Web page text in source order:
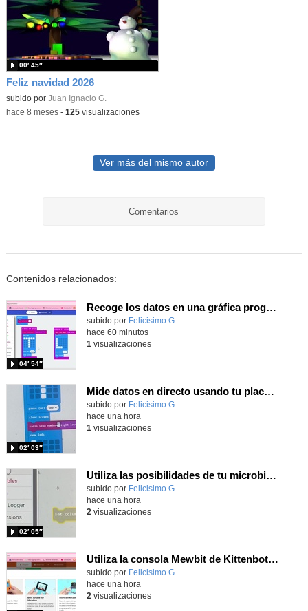
Feliz navidad 2026
subido por Juan Ignacio G.
00′ 45″
-hace 8 meses- 125visualizaciones
Ver más del mismo autor
Comentarios
Contenidos relacionados:
Recoge los datos en una gráfica programando tu placa microbit con MakeCode y conoce la Tª y nivel de luz en este eclipse
Contenido educativo.
subido por Felicisimo G.
04′ 54″
hace 60 minutos
1 visualizaciones
Mide datos en directo usando tu placa microbit y programando con MakeCode dos placas conectadas por radio
Contenido educativo.
subido por Felicisimo G.
02′ 03″
hace una hora
1 visualizaciones
Utiliza las posibilidades de tu microbit programando com MakeCode para medir temperatura y nivel de luz con Datalogger
Contenido educativo.
subido por Felicisimo G.
02′ 05″
hace una hora
2 visualizaciones
Utiliza la consola Mewbit de Kittenbot para llevar tus juegos arcade de MakeCode a tu mano
Contenido educativo.
subido por Felicisimo G.
hace una hora
2 visualizaciones